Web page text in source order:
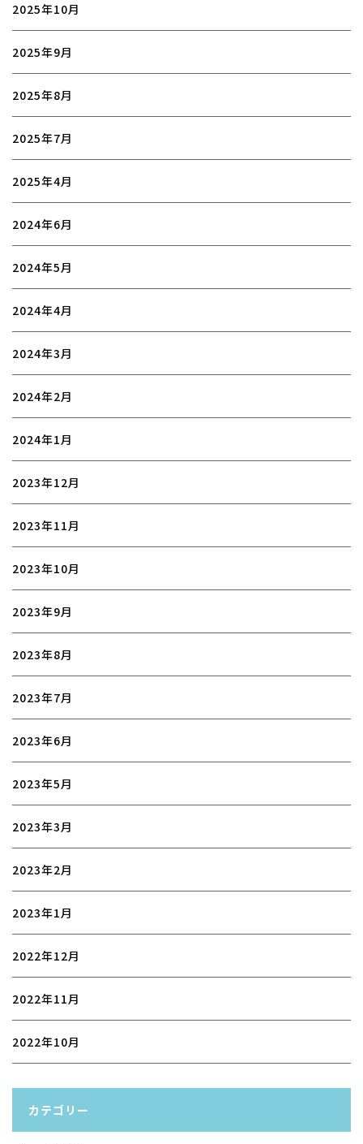
2025年10月
2025年9月
2025年8月
2025年7月
2025年4月
2024年6月
2024年5月
2024年4月
2024年3月
2024年2月
2024年1月
2023年12月
2023年11月
2023年10月
2023年9月
2023年8月
2023年7月
2023年6月
2023年5月
2023年3月
2023年2月
2023年1月
2022年12月
2022年11月
2022年10月
カテゴリー